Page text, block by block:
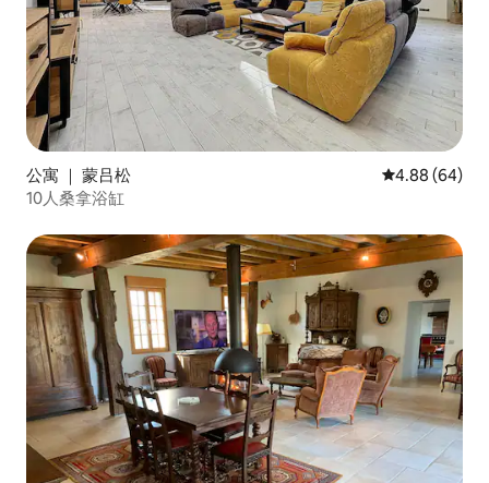
公寓 ｜ 蒙吕松 平均评分 4.88
4.88 (64)
10人桑拿浴缸